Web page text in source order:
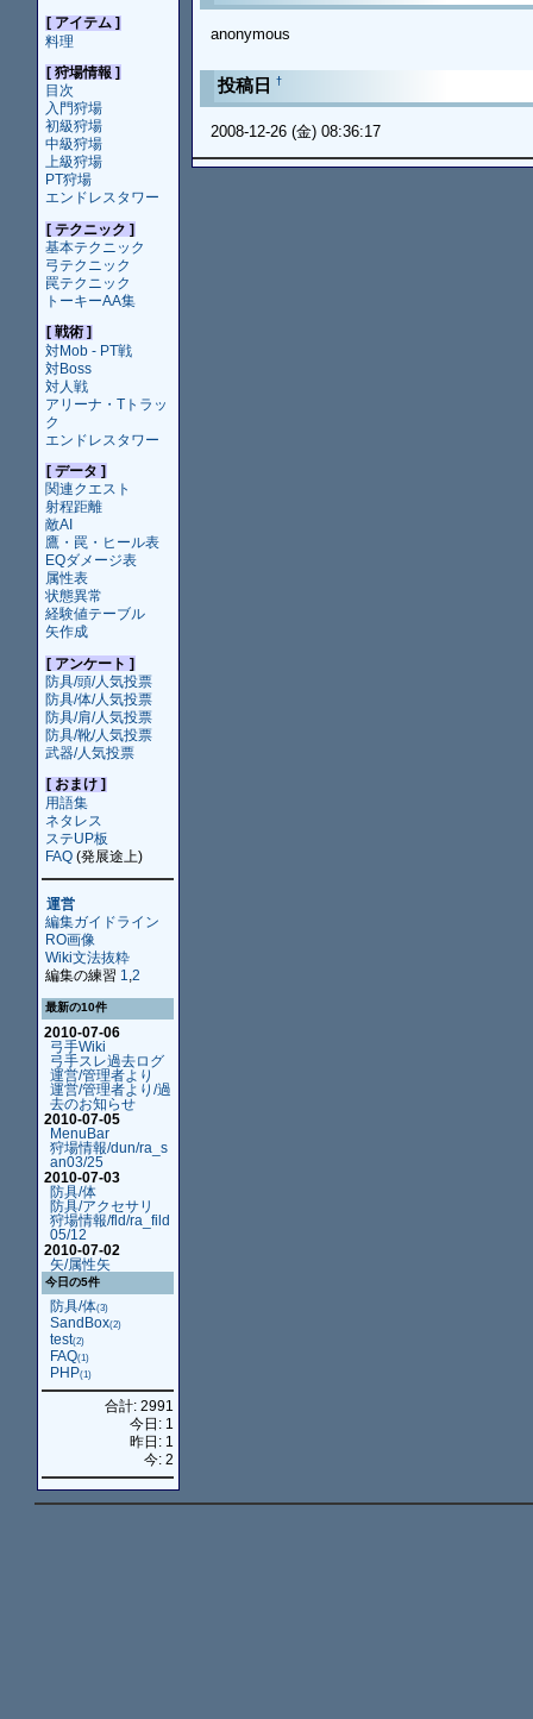
[ アイテム ]
料理
[ 狩場情報 ]
目次
入門狩場
初級狩場
中級狩場
上級狩場
PT狩場
エンドレスタワー
[ テクニック ]
基本テクニック
弓テクニック
罠テクニック
トーキーAA集
[ 戦術 ]
対Mob - PT戦
対Boss
対人戦
アリーナ・Tトラッ
ク
エンドレスタワー
[ データ ]
関連クエスト
射程距離
敵AI
鷹・罠・ヒール表
EQダメージ表
属性表
状態異常
経験値テーブル
矢作成
[ アンケート ]
防具/頭/人気投票
防具/体/人気投票
防具/肩/人気投票
防具/靴/人気投票
武器/人気投票
[ おまけ ]
用語集
ネタレス
ステUP板
FAQ(発展途上)
運営
編集ガイドライン
RO画像
Wiki文法抜粋
編集の練習 1 2
最新の10件
2010-07-06
弓手Wiki
弓手スレ過去ログ
運営/管理者より
運営/管理者より/過
去のお知らせ
2010-07-05
MenuBar
狩場情報/dun/ra_s
an03/25
2010-07-03
防具/体
防具/アクセサリ
狩場情報/fld/ra_fild
05/12
2010-07-02
矢/属性矢
今日の5件
防具/体(3)
SandBox(2)
test(2)
FAQ(1)
PHP(1)
合計: 2991
今日: 1
昨日: 1
今: 2
anonymous
投稿日 †
2008-12-26 (金) 08:36:17